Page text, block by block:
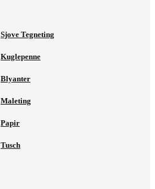
Sjove Tegneting
Kuglepenne
Blyanter
Maleting
Papir
Tusch